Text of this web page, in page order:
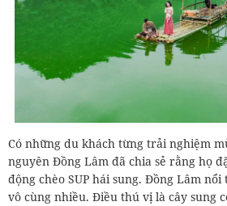
Có những du khách từng trải nghiệm
nguyên Đồng Lâm đã chia sẻ rằng họ
động chèo SUP hái sung. Đồng Lâm
vô cùng nhiều. Điều thú vị là cây sung